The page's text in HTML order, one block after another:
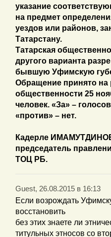
указание
на предмет
уездов или районов,
Татарстану.
Татарская
другого варианта
бывшую Уфимскую
Обращение принято на
общественности 25
человек. «За» –
«против» – нет.
Кадерле
председатель
ТОЦ РБ.
Guest, 26.08.2015 в 16:13
Если возрождать
восстановить
без этих знаете ли
титульных этносов со